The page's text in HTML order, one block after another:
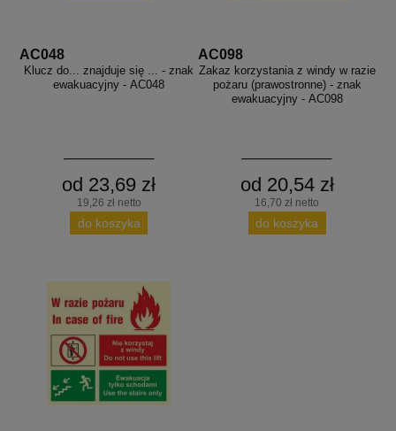
AC048
Klucz do... znajduje się ... - znak
ewakuacyjny - AC048
od 23,69 zł
19,26 zł netto
do koszyka
AC098
Zakaz korzystania z windy w razie
pożaru (prawostronne) - znak
ewakuacyjny - AC098
od 20,54 zł
16,70 zł netto
do koszyka